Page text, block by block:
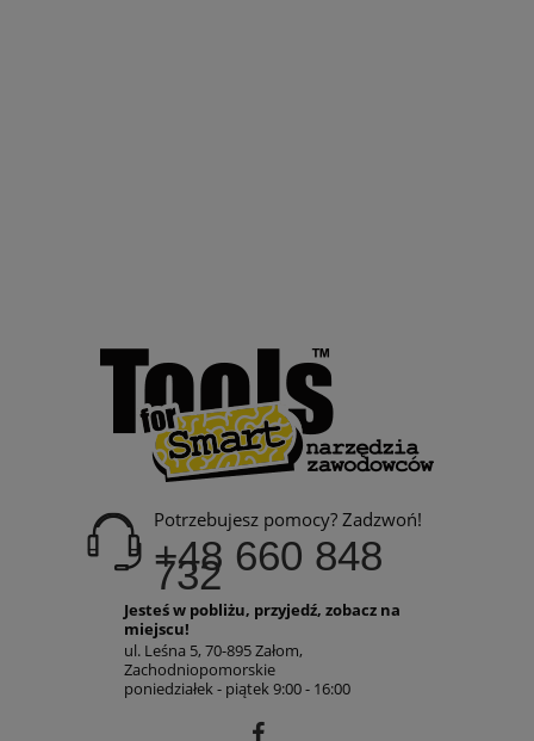
Potrzebujesz pomocy? Zadzwoń!
+48 660 848
732
Jesteś w pobliżu, przyjedź, zobacz na
miejscu!
ul. Leśna 5, 70-895 Załom,
Zachodniopomorskie
poniedziałek - piątek 9:00 - 16:00